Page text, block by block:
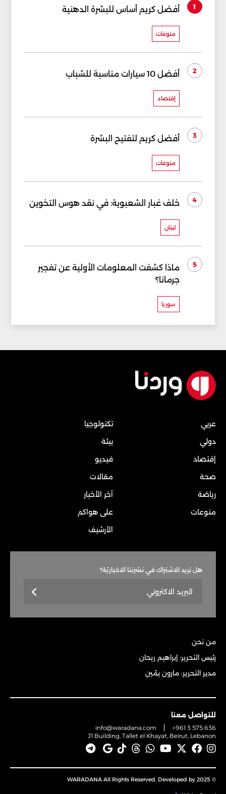
1 أفضل كريم أساس للبشرة الدهنية
منوعات
2 أفضل 10 سيارات مناسبة للشباب
إقتصاد
3 أفضل كريم لتفتيح البشرة
منوعات
4 خلف غبار الشعبوية: في نقد هوس التخوين
لبنان
5
ماذا كشفت المعلومات الأولية عن تفجير
جرمانا؟
سوريا
عربي
دولي
إقتصاد
صحة
رياضة
منوعات
تكنولوجيا
بيئة
فيديو
مقالات
آخر الأخبار
على هواكم
الأرشيف
هل تريد الاشتراك في نشرتنا الاخباريّة؟
من نحن
رئيس التحرير: إبراهيم ريحان
مدير التحرير: مارون يمّين
للتواصل معنا
info@waradana.com
+961 3 575 636
J1 Building, Tallet el Khayat, Beirut, Lebanon
© 2025 WARADANA All Rights Reserved. Developed by